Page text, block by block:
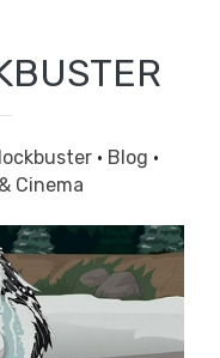
· Blog ·
Cinema